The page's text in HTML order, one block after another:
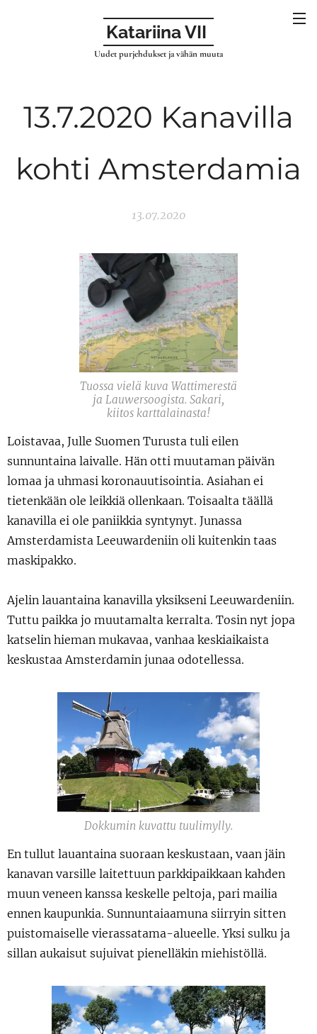
Katariina VII
Uudet purjehdukset ja vähän muuta
13.7.2020 Kanavilla
kohti Amsterdamia
13.07.2020
Tuossa vielä kuva Wattimerestä
ja Lauwersoogista. Sakari,
kiitos karttalainasta!
Loistavaa, Julle Suomen Turusta tuli eilen
sunnuntaina laivalle. Hän otti muutaman päivän
lomaa ja uhmasi koronauutisointia. Asiahan ei
tietenkään ole leikkiä ollenkaan. Toisaalta täällä
kanavilla ei ole paniikkia syntynyt. Junassa
Amsterdamista Leeuwardeniin oli kuitenkin taas
maskipakko.
Ajelin lauantaina kanavilla yksikseni Leeuwardeniin.
Tuttu paikka jo muutamalta kerralta. Tosin nyt jopa
katselin hieman mukavaa, vanhaa keskiaikaista
keskustaa Amsterdamin junaa odotellessa.
Dokkumin kuvattu tuulimylly.
En tullut lauantaina suoraan keskustaan, vaan jäin
kanavan varsille laitettuun parkkipaikkaan kahden
muun veneen kanssa keskelle peltoja, pari mailia
ennen kaupunkia. Sunnuntaiaamuna siirryin sitten
puistomaiselle vierassatama-alueelle. Yksi sulku ja
sillan aukaisut sujuivat pienelläkin miehistöllä.